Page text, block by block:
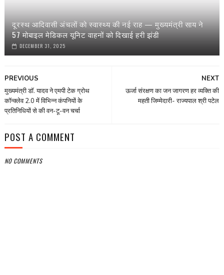
दूरस्थ आदिवासी अंचलों को स्वास्थ्य की नई राह — मुख्यमंत्री साय ने
57 मोबाइल मेडिकल यूनिट वाहनों को दिखाई हरी झंडी
DECEMBER 31, 2025
NEXT
ऊर्जा संरक्षण का जन जागरण हर व्यक्ति की
महती जिम्मेदारी- राज्यपाल श्री पटेल
PREVIOUS
मुख्यमंत्री डॉ. यादव ने एमपी टेक ग्रोथ
कॉन्क्लेव 2.0 में विभिन्न कंपनियों के
प्रतिनिधियों से की वन-टू-वन चर्चा
POST A COMMENT
NO COMMENTS